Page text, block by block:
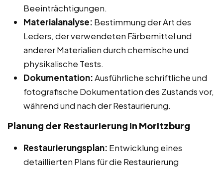
Beeinträchtigungen.
Materialanalyse: Bestimmung der Art des
Leders, der verwendeten Färbemittel und
anderer Materialien durch chemische und
physikalische Tests.
Dokumentation:Ausführliche schriftliche und
fotografische Dokumentation des Zustands vor,
während und nach der Restaurierung.
Planung der Restaurierung in Moritzburg
Restaurierungsplan: Entwicklung eines
detaillierten Plans für die Restaurierung